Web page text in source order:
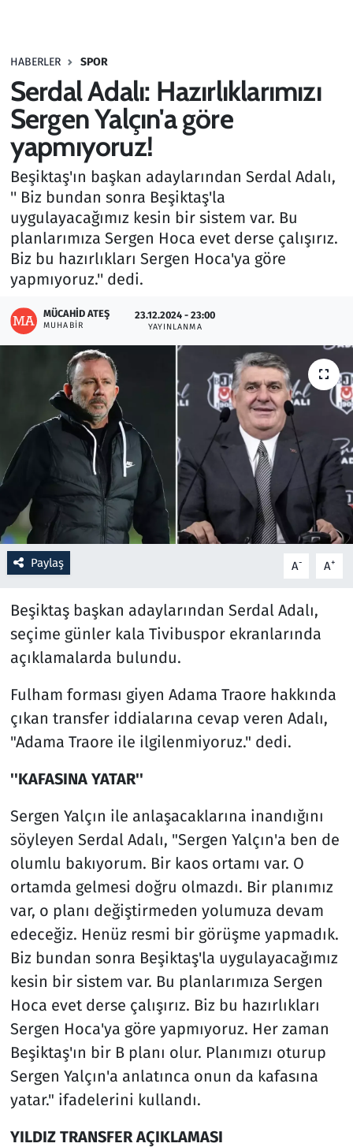
HABERLER SPOR
Serdal Adalı: Hazırlıklarımızı
Sergen Yalçın'a göre
yapmıyoruz!
Beşiktaş'ın başkan adaylarından Serdal Adalı,
'' Biz bundan sonra Beşiktaş'la
uygulayacağımız kesin bir sistem var. Bu
planlarımıza Sergen Hoca evet derse çalışırız.
Biz bu hazırlıkları Sergen Hoca'ya göre
yapmıyoruz.'' dedi.
MÜCAHID ATEŞ
MUHABIR
23.12.2024 - 23:00
YAYINLANMA
Paylaş A- A+
Beşiktaş başkan adaylarından Serdal Adalı,
seçime günler kala Tivibuspor ekranlarında
açıklamalarda bulundu.
Fulham forması giyen Adama Traore hakkında
çıkan transfer iddialarına cevap veren Adalı,
"Adama Traore ile ilgilenmiyoruz." dedi.
''KAFASINA YATAR''
Sergen Yalçın ile anlaşacaklarına inandığını
söyleyen Serdal Adalı, "Sergen Yalçın'a ben de
olumlu bakıyorum. Bir kaos ortamı var. O
ortamda gelmesi doğru olmazdı. Bir planımız
var, o planı değiştirmeden yolumuza devam
edeceğiz. Henüz resmi bir görüşme yapmadık.
Biz bundan sonra Beşiktaş'la uygulayacağımız
kesin bir sistem var. Bu planlarımıza Sergen
Hoca evet derse çalışırız. Biz bu hazırlıkları
Sergen Hoca'ya göre yapmıyoruz. Her zaman
Beşiktaş'ın bir B planı olur. Planımızı oturup
Sergen Yalçın'a anlatınca onun da kafasına
yatar." ifadelerini kullandı.
YILDIZ TRANSFER AÇIKLAMASI
Haber
Kültür Sanat
Kurumsal Haberler
Lezzet Durağı
Memur ve Kamu
Otomobil
Oyun
Ramazan
Resmi İlanlar
Rüya Tabirleri
Sağlık
Savunma Sanayi
Seçim 2023
Teknoloji ve Bilim